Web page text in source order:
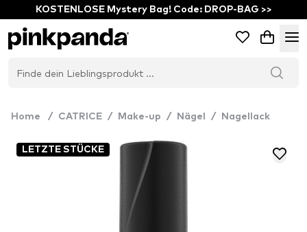
KOSTENLOSE Mystery Bag! Code: DROP-BAG >>
Home / CATRICE / Make-up / Nägel / Nagellack
LETZTE STÜCKE